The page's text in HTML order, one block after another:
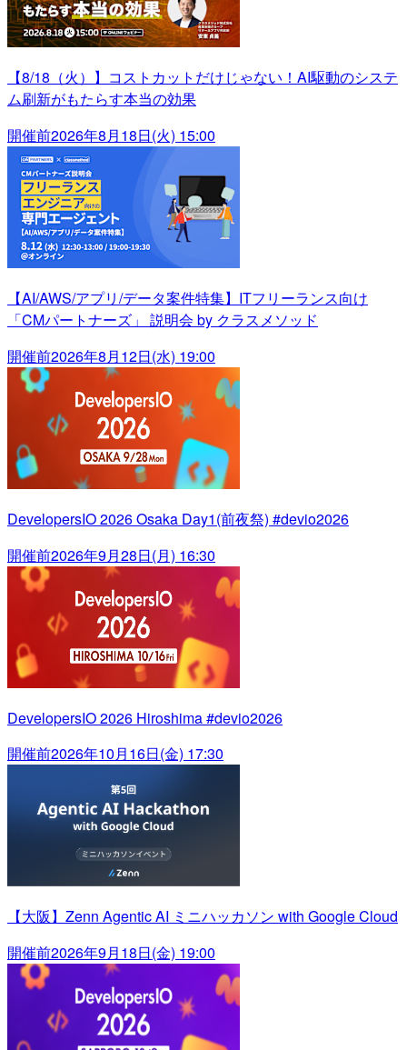
【8/18（火）】コストカットだけじゃない！AI駆動のシステ
ム刷新がもたらす本当の効果
開催前2026年8月18日(火) 15:00
【AI/AWS/アプリ/データ案件特集】ITフリーランス向け
「CMパートナーズ」 説明会 by クラスメソッド
開催前2026年8月12日(水) 19:00
DevelopersIO 2026 Osaka Day1(前夜祭) #devio2026
開催前2026年9月28日(月) 16:30
DevelopersIO 2026 Hiroshima #devio2026
開催前2026年10月16日(金) 17:30
【大阪】Zenn Agentic AI ミニハッカソン with Google Cloud
開催前2026年9月18日(金) 19:00